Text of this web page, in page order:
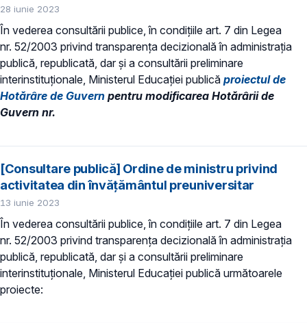
28 iunie 2023
În vederea consultării publice, în condiţiile art. 7 din Legea
nr. 52/2003 privind transparenţa decizională în administraţia
publică, republicată, dar și a consultării preliminare
interinstituționale, Ministerul Educaţiei publică proiectul de
Hotărâre de Guvern pentru modificarea Hotărârii de
Guvern nr.
[Consultare publică] Ordine de ministru privind
activitatea din învățământul preuniversitar
13 iunie 2023
În vederea consultării publice, în condiţiile art. 7 din Legea
nr. 52/2003 privind transparenţa decizională în administraţia
publică, republicată, dar și a consultării preliminare
interinstituționale, Ministerul Educaţiei publică următoarele
proiecte: